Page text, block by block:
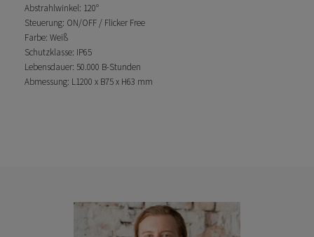
Abstrahlwinkel: 120°
Steuerung: ON/OFF / Flicker Free
Farbe: Weiß
Schutzklasse: IP65
Lebensdauer: 50.000 B-Stunden
Abmessung: L1200 x B75 x H63 mm